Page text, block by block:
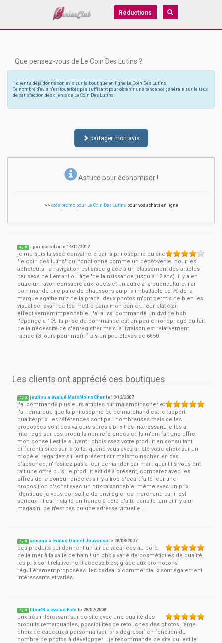
Réductions
Que pensez-vous de Le Coin Des Lutins ?
1 client a déjà donné son avis sur la boutique en ligne Le Coin Des Lutins
Ce nombre d'avis n'est toutefois pas suffisant pour obtenir une tendance générale sur le taux
de satisfaction des clients de Le Coin Des Lutins
partager mon avis
Astuce pour économiser !
>> code promo pour Le Coin Des Lutinspour vos achats en ligne
4 / 5 - parcarodav le14/11/2012
je me suis laissée convaincre par la philosophie du site
"le coin des lutins" qui fonctionne comme un dépôt-vente. pour les
acheteurs, la navigation est aisée grâce à un classement des articles
par sexe de l'enfant ou âge 'de la naissance jusqu'à 12 ans). il y a en
outre un rayon consacré aux jouets et un autre à la puériculture. j'ai
commandé une paire de chaussons au prix imbattable de 7€ de la
marque agathe ruiz de la prada. deux photos m'ont permis de bien les
visualiser avant de les mettre dans mon panier...leur état était
effectivement impeccable. j'ai aussi commandé un dvd de bob
l'éponge à 10€. la prise de commande est un peu chronophage du fait
de la nécessité de s'enregistrer mais la livraison est relativement
rapide (3 jours pour moi). frais un peu élevés de 6€50.
Les clients ont apprécié ces boutiques
5 / 5 jeuliou a évalué MaisMoinsCher le10/12/2007
j'ai commandé plusieurs articles sur maismoinscher et
j'ai remarqué que la philosophie de ce marchand est le rapport
qualité/prix. les références sont peu nombreuses mais celles
proposées sont des valeurs sûres à prix très intéressant. je les ai
interrogé sur des produits non référencés et ils m'ont fait une offre.
mon conseil est le suivant : choisissez votre produit en consultant
différents sites sur la toile. quand vous avez arrêté votre choix sur un
modèle, regardez s'il est présent sur maismoinscher. en cas
d'absence, n'hésitez pas à leur demander par mail. quant ils vous ont
fait une offre ou si le produit est déjà présent, comparez avec les
offres de la concurrence et s'il y a trop d'écart faite leur une
proposition d'achat avec un prix raisonnable. même avec un prix
identique je vous conseille de privilégier ce marchand car il est
sérieux : il est installé en france à côté d'albi dans le tarn et il y a un
magasin. ce n'est pas qu'une adresse virtuelle...
5 / 5 ascona a évalué Daniel Jouvance le 28/08/2007
des produits qui donnent un air de vacances au bord
de la mer à la salle de bain ! un choix varié de cosmétiques de qualité.
les prix sont relativement accessibles, grâce aux promotions
régulièrement proposées. les cadeaux commerciaux sont également
intéressants et variés.
5 / 5 lilou44 a évalué Foto le 28/07/2008
prix très intéressant sur ce site avec une qualité des
produits remarquables, possibilités de retouches des photos, large
choix de cadeaux à personnaliser, prix dégressif en fonction du
nombre de photos à développer....je recommande ce site qui est le